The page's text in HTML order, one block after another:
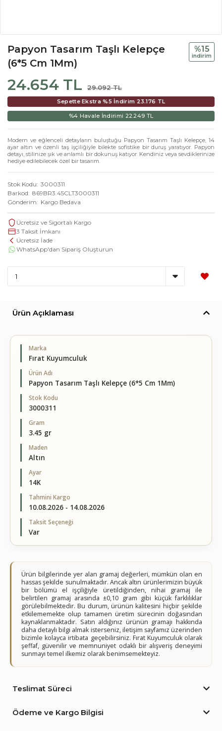
Papyon Tasarım Taşlı Kelepçe
(6*5 Cm 1Mm)
24.654 TL 29.092 TL
%15
i̇ndi̇ri̇m
Sepette Ekstra %5 İndirim 23.176 TL
%4 Havale İndirimi 22.249 TL
Modern ve eğlenceli detayların buluştuğu Papyon Tasarım Taşlı Kelepçe, 14
ayar altın ve özenli taş işçiliğiyle bilekte sofistike bir duruş yaratıyor. Papyon
detayı, stilinize şık ve anlamlı bir dokunuş katıyor. Kendiniz veya sevdiklerinize
hediye edilebilecek özel bir tasarım.
Stok Kodu 3000311
Barkod 869BR3.45CLT3000311
Gönderim
Kargo Bedava
Ücretsiz ve Sigortalı Kargo
3 Taksit İmkanı
Ücretsiz İade
WhatsApp'dan Sipariş Oluşturun
Ürün Açıklaması
Marka
Fırat Kuyumculuk
Ürün Adı
Papyon Tasarım Taşlı Kelepçe (6*5 Cm 1Mm)
Stok Kodu
3000311
Gram
3.45 gr
Maden
Altın
Ayar
14K
Tahmini Kargo
10.08.2026 - 14.08.2026
Taksit Seçeneği
Var
Ürün bilgilerinde yer alan gramaj değerleri, mümkün olan en
hassas şekilde sunulmaktadır. Ancak altın ürünlerimizin büyük
bir bölümü el işçiliğiyle üretildiğinden, nihai gramaj ile
belirtilen gramaj arasında ±0,10 gram gibi küçük farklılıklar
görülebilmektedir. Bu durum, ürünün kalitesini hiçbir şekilde
etkilememekte olup tamamen üretim sürecinin doğasından
kaynaklanmaktadır. Satın aldığınız ürünün gramajı hakkında
daha detaylı bilgi almak isterseniz, iletişim sayfamız üzerinden
bizimle kolayca irtibata geçebilirsiniz. Fırat Kuyumculuk olarak
şeffaf, güvenilir ve memnuniyet odaklı bir alışveriş deneyimi
sunmayı temel ilkemiz olarak benimsemekteyiz.
Teslimat Süreci
Ödeme ve Kargo Bilgisi